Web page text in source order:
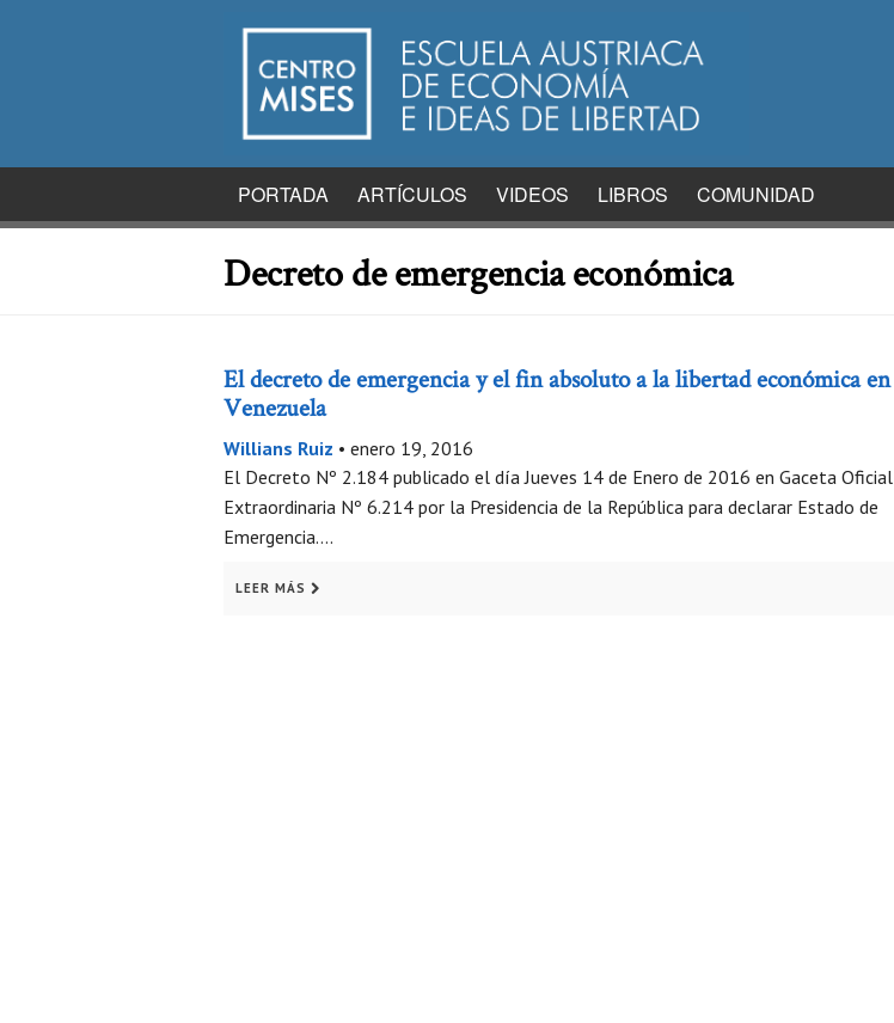
PORTADA ARTÍCULOS VIDEOS LIBROS COMUNIDAD
Decreto de emergencia económica
El decreto de emergencia y el fin absoluto a la libertad económica en
Venezuela
Willians Ruiz • enero 19, 2016
El Decreto Nº 2.184 publicado el día Jueves 14 de Enero de 2016 en Gaceta Oficial
Extraordinaria Nº 6.214 por la Presidencia de la República para declarar Estado de
Emergencia….
LEER MÁS